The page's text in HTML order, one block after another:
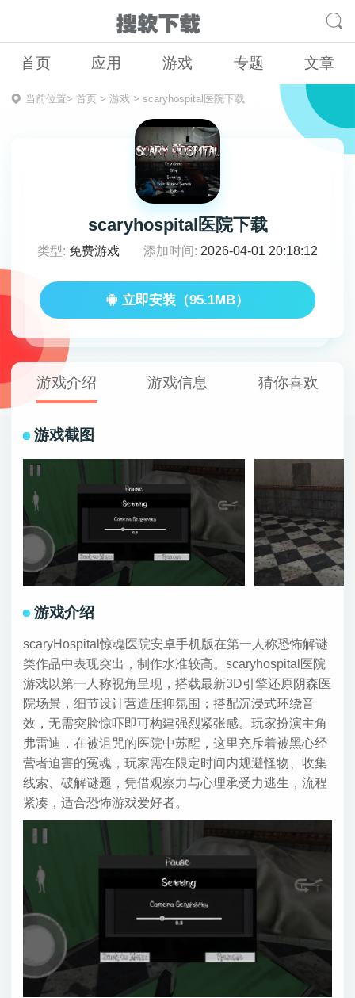
首页 应用 游戏 专题 文章
当前位置> 首页> 游戏> scaryhospital医院下载
scaryhospital医院下载
类型: 免费游戏 添加时间: 2026-04-01 20:18:12
立即安装（95.1MB）
游戏介绍 游戏信息 猜你喜欢
游戏截图
游戏介绍
scaryHospital惊魂医院安卓手机版在第一人称恐怖解谜
类作品中表现突出，制作水准较高。scaryhospital医院
游戏以第一人称视角呈现，搭载最新3D引擎还原阴森医
院场景，细节设计营造压抑氛围；搭配沉浸式环绕音
效，无需突脸惊吓即可构建强烈紧张感。玩家扮演主角
弗雷迪，在被诅咒的医院中苏醒，这里充斥着被黑心经
营者迫害的冤魂，玩家需在限定时间内规避怪物、收集
线索、破解谜题，凭借观察力与心理承受力逃生，流程
紧凑，适合恐怖游戏爱好者。